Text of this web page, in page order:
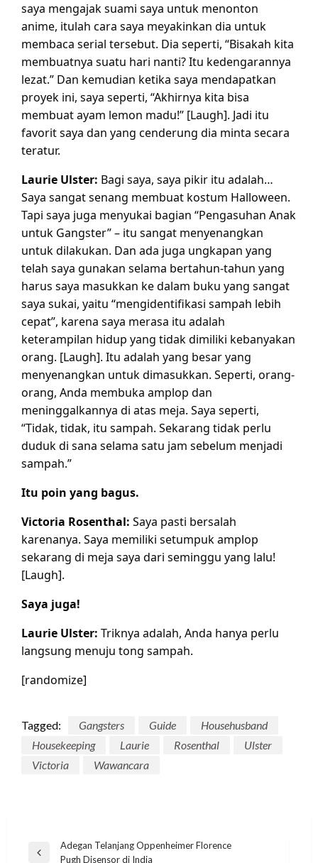
saya mengajak suami saya untuk menonton
anime, itulah cara saya meyakinkan dia untuk
membaca serial tersebut. Dia seperti, “Bisakah kita
membuatnya suatu hari nanti? Itu kedengarannya
lezat.” Dan kemudian ketika saya mendapatkan
proyek ini, saya seperti, “Akhirnya kita bisa
membuat ayam lemon madu!” [Laugh]. Jadi itu
favorit saya dan yang cenderung dia minta secara
teratur.
Laurie Ulster: Bagi saya, saya pikir itu adalah…
Saya sangat senang membuat kostum Halloween.
Tapi saya juga menyukai bagian “Pengasuhan Anak
untuk Gangster” – itu sangat menyenangkan
untuk dilakukan. Dan ada juga ungkapan yang
telah saya gunakan selama bertahun-tahun yang
harus saya masukkan ke dalam buku yang sangat
saya sukai, yaitu “mengidentifikasi sampah lebih
cepat”, karena saya merasa itu adalah
keterampilan hidup yang tidak dimiliki kebanyakan
orang. [Laugh]. Itu adalah yang besar yang
menyenangkan untuk dimasukkan. Seperti, orang-
orang, Anda membuka amplop dan
meninggalkannya di atas meja. Saya seperti,
“Tidak, tidak, itu sampah. Sekarang tidak perlu
duduk di sana selama satu jam sebelum menjadi
sampah.”
Itu poin yang bagus.
Victoria Rosenthal: Saya pasti bersalah
karenanya. Saya memiliki setumpuk amplop
sekarang di meja saya dari seminggu yang lalu!
[Laugh].
Saya juga!
Laurie Ulster: Triknya adalah, Anda hanya perlu
langsung menuju tong sampah.
[randomize]
Tagged: Gangsters Guide
Househusband
Housekeeping
Laurie Rosenthal
Ulster
Victoria
Wawancara
Post
Previous
Adegan Telanjang Oppenheimer Florence
Pugh Disensor di India